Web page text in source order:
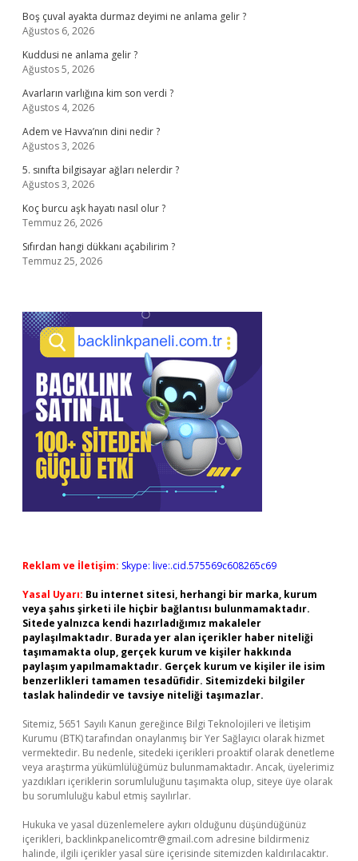
Boş çuval ayakta durmaz deyimi ne anlama gelir ?
Ağustos 6, 2026
Kuddusi ne anlama gelir ?
Ağustos 5, 2026
Avarların varlığına kim son verdi ?
Ağustos 4, 2026
Adem ve Havva’nın dini nedir ?
Ağustos 3, 2026
5. sınıfta bilgisayar ağları nelerdir ?
Ağustos 3, 2026
Koç burcu aşk hayatı nasıl olur ?
Temmuz 26, 2026
Sıfırdan hangi dükkanı açabilirim ?
Temmuz 25, 2026
Reklam ve İletişim: Skype: live:.cid.575569c608265c69
Yasal Uyarı: Bu internet sitesi, herhangi bir marka, kurum
veya şahıs şirketi ile hiçbir bağlantısı bulunmamaktadır.
Sitede yalnızca kendi hazırladığımız makaleler
paylaşılmaktadır. Burada yer alan içerikler haber niteliği
taşımamakta olup, gerçek kurum ve kişiler hakkında
paylaşım yapılmamaktadır. Gerçek kurum ve kişiler ile isim
benzerlikleri tamamen tesadüfidir. Sitemizdeki bilgiler
taslak halindedir ve tavsiye niteliği taşımazlar.
Sitemiz, 5651 Sayılı Kanun gereğince Bilgi Teknolojileri ve İletişim
Kurumu (BTK) tarafından onaylanmış bir Yer Sağlayıcı olarak hizmet
vermektedir. Bu nedenle, sitedeki içerikleri proaktif olarak denetleme
veya araştırma yükümlülüğümüz bulunmamaktadır. Ancak, üyelerimiz
yazdıkları içeriklerin sorumluluğunu taşımakta olup, siteye üye olarak
bu sorumluluğu kabul etmiş sayılırlar.
Hukuka ve yasal düzenlemelere aykırı olduğunu düşündüğünüz
içerikleri, backlinkpanelicomtr@gmail.com adresine bildirmeniz
halinde, ilgili içerikler yasal süre içerisinde sitemizden kaldırılacaktır.